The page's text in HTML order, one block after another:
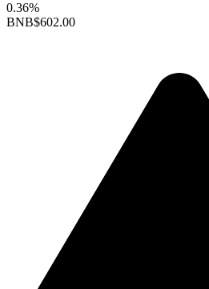
0.36%
BNB$602.00